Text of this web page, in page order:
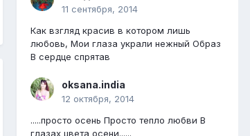
11 сентября, 2014
Как взгляд красив в котором лишь
любовь, Мои глаза украли нежный Образ
В сердце спрятав
oksana.india
12 октября, 2014
.....просто осень Просто тепло любви В
глазах цвета осени......